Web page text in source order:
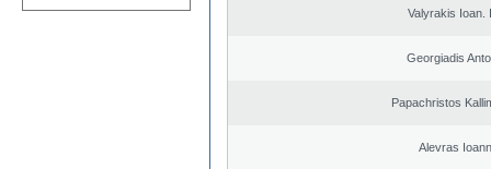
Valyrakis Ioan.
Georgiadis
Papachristos
Alevras